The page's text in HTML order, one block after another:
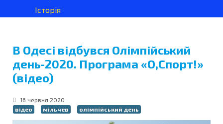
Історія
В Одесі відбувся Олімпійський
день-2020. Програма «О,Спорт!»
(відео)
16 червня 2020
відео
мільчев олімпійський день